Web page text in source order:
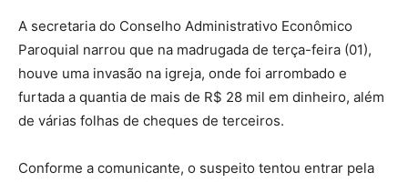
A secretaria do Conselho Administrativo Econômico
Paroquial narrou que na madrugada de terça-feira (01),
houve uma invasão na igreja, onde foi arrombado e
furtada a quantia de mais de R$ 28 mil em dinheiro, além
de várias folhas de cheques de terceiros.
Conforme a comunicante, o suspeito tentou entrar pela